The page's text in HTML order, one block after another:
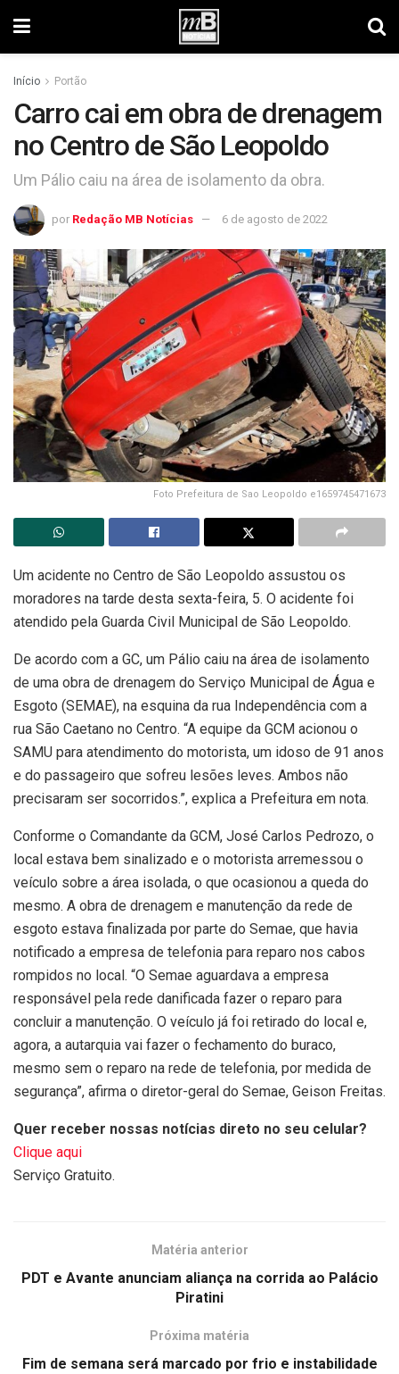
Início Portão
Carro cai em obra de drenagem
no Centro de São Leopoldo
Um Pálio caiu na área de isolamento da obra.
por Redação MB Notícias 6 de agosto de 2022
Foto Prefeitura de Sao Leopoldo e1659745471673
Um acidente no Centro de São Leopoldo assustou os
moradores na tarde desta sexta-feira, 5. O acidente foi
atendido pela Guarda Civil Municipal de São Leopoldo.
De acordo com a GC, um Pálio caiu na área de isolamento
de uma obra de drenagem do Serviço Municipal de Água e
Esgoto (SEMAE), na esquina da rua Independência com a
rua São Caetano no Centro. “A equipe da GCM acionou o
SAMU para atendimento do motorista, um idoso de 91 anos
e do passageiro que sofreu lesões leves. Ambos não
precisaram ser socorridos.”, explica a Prefeitura em nota.
Conforme o Comandante da GCM, José Carlos Pedrozo, o
local estava bem sinalizado e o motorista arremessou o
veículo sobre a área isolada, o que ocasionou a queda do
mesmo. A obra de drenagem e manutenção da rede de
esgoto estava finalizada por parte do Semae, que havia
notificado a empresa de telefonia para reparo nos cabos
rompidos no local. “O Semae aguardava a empresa
responsável pela rede danificada fazer o reparo para
concluir a manutenção. O veículo já foi retirado do local e,
agora, a autarquia vai fazer o fechamento do buraco,
mesmo sem o reparo na rede de telefonia, por medida de
segurança”, afirma o diretor-geral do Semae, Geison Freitas.
Quer receber nossas notícias direto no seu celular?
Clique aqui
Serviço Gratuito.
Matéria anterior
PDT e Avante anunciam aliança na corrida ao Palácio
Piratini
Próxima matéria
Fim de semana será marcado por frio e instabilidade